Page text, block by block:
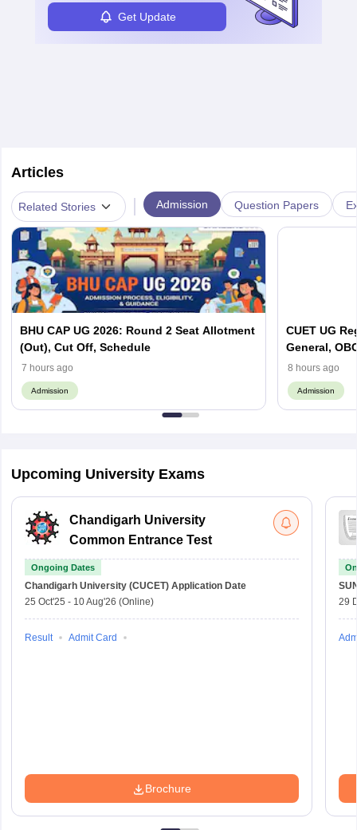
Get Update
Articles
Related Stories | Admission Question Papers
BHU CAP UG 2026: Round 2 Seat Allotment
(Out), Cut Off, Schedule
7 hours ago
Admission
CUET UG
General,
Here
8 hours ago
Admission
Upcoming University Exams
Chandigarh University
Common Entrance Test
Ongoing Dates
Chandigarh University (CUCET) Application Date
25 Oct'25 - 10 Aug'26 (Online)
Result Admit Card
Brochure
29